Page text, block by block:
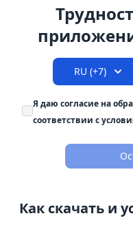
RU (+7)
Я даю согласие на
соответствии с
Как скачать и